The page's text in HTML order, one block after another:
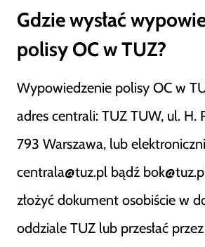
Gdzie wysłać
polisy OC w TUZ?
Wypowiedzenie polisy OC w
adres centrali: TUZ TUW, ul. H.
793 Warszawa, lub
centrala@tuz.pl bądź
złożyć dokument osobiście w
oddziale TUZ lub przesłać